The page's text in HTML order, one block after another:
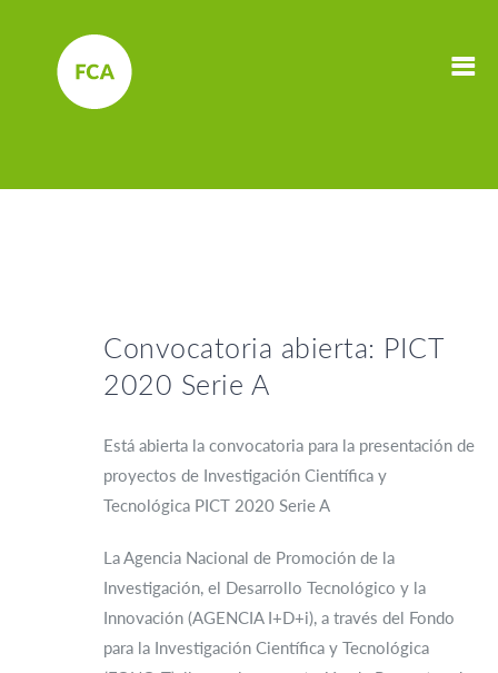
Convocatoria abierta: PICT
2020 Serie A
Está abierta la convocatoria para la presentación de
proyectos de Investigación Científica y
Tecnológica PICT 2020 Serie A
La Agencia Nacional de Promoción de la
Investigación, el Desarrollo Tecnológico y la
Innovación (AGENCIA I+D+i), a través del Fondo
para la Investigación Científica y Tecnológica